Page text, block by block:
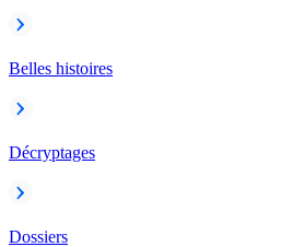
Belles histoires
Décryptages
Dossiers